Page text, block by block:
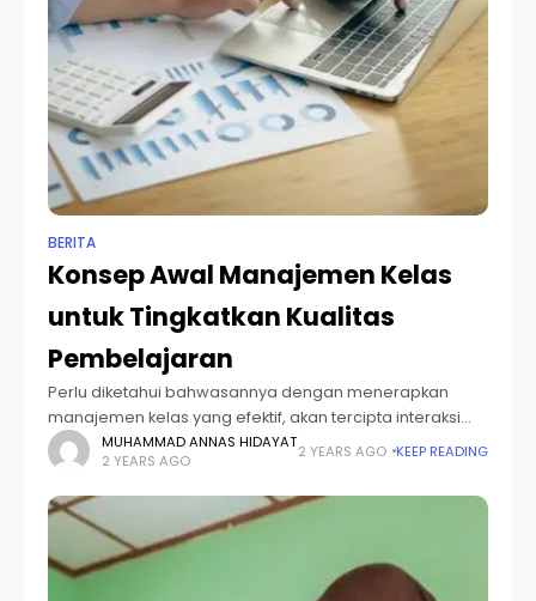
BERITA
Konsep Awal Manajemen Kelas
untuk Tingkatkan Kualitas
Pembelajaran
Perlu diketahui bahwasannya dengan menerapkan
manajemen kelas yang efektif, akan tercipta interaksi
belajar mengajar yang optimal. Hal ini memungkinkan
tujuan pembelajaran tercapai tanpa hambatan berarti.
Maka dari itu perlu mengetahui
MUHAMMAD ANNAS HIDAYAT
2 YEARS AGO
2 YEARS AGO KEEP READING